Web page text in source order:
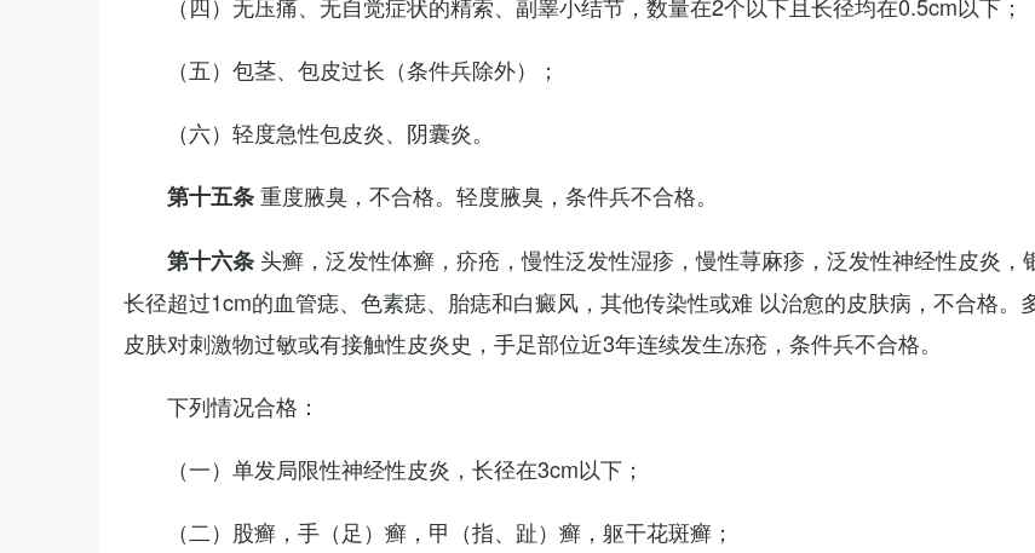
（五）包茎、包皮过长（条件兵除外）；
（六）轻度急性包皮炎、阴囊炎。
第十五条重度腋臭，不合格。轻度腋臭，条件兵不合格。
第十六条 头癣，泛发性体癣，疥疮，慢性泛发性湿疹，慢性荨麻疹，泛发性神经性皮炎，
长径超过1cm的血管痣、色素痣、胎痣和白癜风，其他传染性或难 以治愈的皮肤病，不合格。
皮肤对刺激物过敏或有接触性皮炎史，手足部位近3年连续发生冻疮，条件兵不合格。
下列情况合格：
（一）单发局限性神经性皮炎，长径在3cm以下；
（二）股癣，手（足）癣，甲（指、趾）癣，躯干花斑癣；